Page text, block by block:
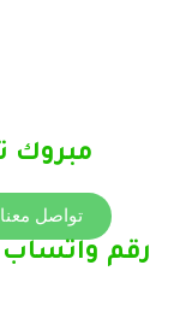
مبروك
تواصل
رقم واتساب